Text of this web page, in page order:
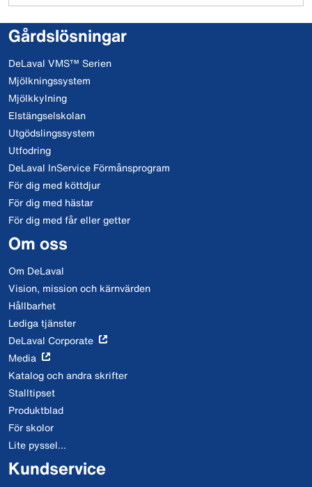
Gårdslösningar
DeLaval VMS™ Serien
Mjölkningssystem
Mjölkkylning
Elstängselskolan
Utgödslingssystem
Utfodring
DeLaval InService Förmånsprogram
För dig med köttdjur
För dig med hästar
För dig med får eller getter
Om oss
Om DeLaval
Vision, mission och kärnvärden
Hållbarhet
Lediga tjänster
DeLaval Corporate
Media
Katalog och andra skrifter
Stalltipset
Produktblad
För skolor
Lite pyssel...
Kundservice